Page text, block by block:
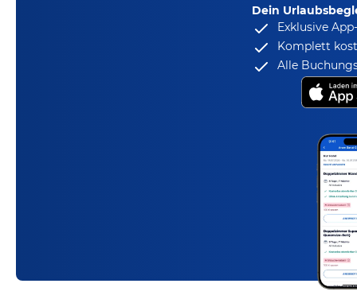
Dein
Exklusive
Komplett
Alle